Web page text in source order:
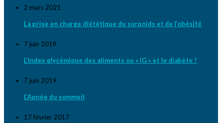
2 mars 2021
La prise en charge diététique du surpoids et de l’obésité
7 juin 2019
L’Index glycémique des aliments ou « IG » et le diabète !
7 juin 2019
L’Apnée du sommeil
17 février 2017